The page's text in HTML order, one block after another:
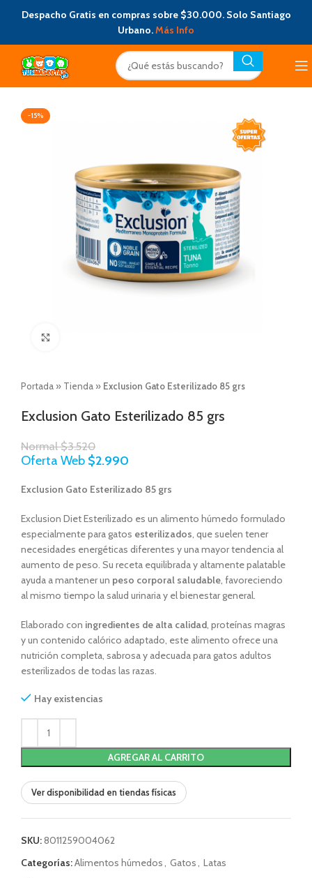
Despacho Gratis en compras sobre $30.000. Solo Santiago
Urbano.Más Info
-15%
Portada » Tienda » Exclusion Gato Esterilizado 85 grs
Exclusion Gato Esterilizado 85 grs
Normal$3.520
Oferta Web $2.990
Exclusion Gato Esterilizado 85 grs
Exclusion Diet Esterilizado es un alimento húmedo formulado
especialmente para gatos esterilizados, que suelen tener
necesidades energéticas diferentes y una mayor tendencia al
aumento de peso. Su receta equilibrada y altamente palatable
ayuda a mantener un peso corporal saludable, favoreciendo
al mismo tiempo la salud urinaria y el bienestar general.
Elaborado con ingredientes de alta calidad, proteínas magras
y un contenido calórico adaptado, este alimento ofrece una
nutrición completa, sabrosa y adecuada para gatos adultos
esterilizados de todas las razas.
Hay existencias
AGREGAR AL CARRITO
Ver disponibilidad en tiendas físicas
SKU:8011259004062
Categorías:Alimentos húmedos, Gatos, Latas